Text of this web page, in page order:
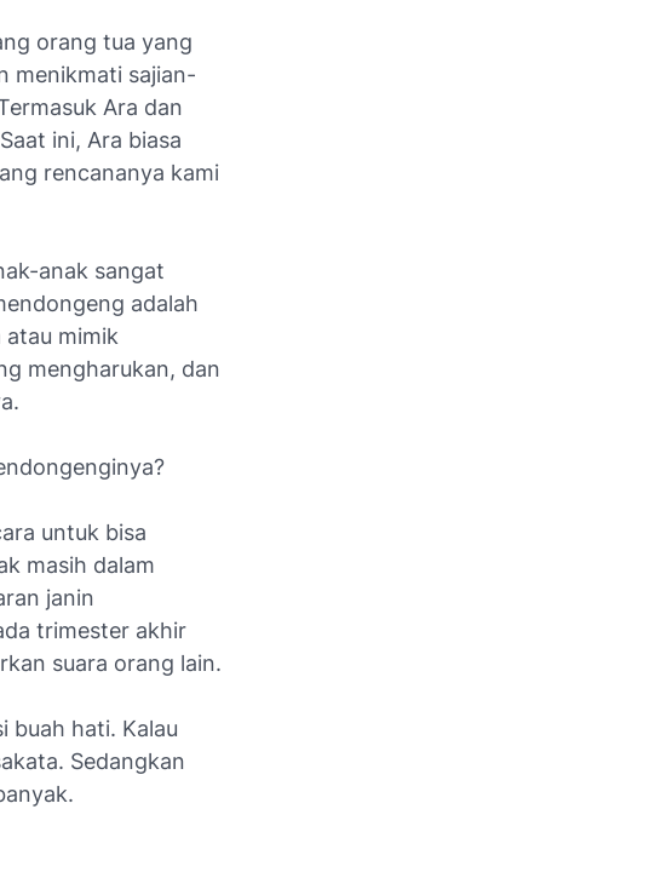
orang tua yang
menikmati sajian-
Ara dan
ini, Ara biasa
rencananya kami
anak sangat
adalah
mimik
mengharukan, dan
untuk bisa
masih dalam
janin
trimester akhir
suara orang lain.
buah hati. Kalau
Sedangkan